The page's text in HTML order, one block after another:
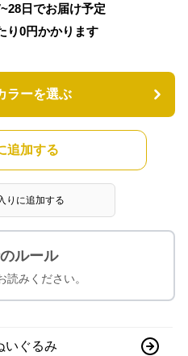
日でお届け予定
り0円かかります
ラーを選ぶ
追加する
りに追加する
ルール
読みください。
いぐるみ